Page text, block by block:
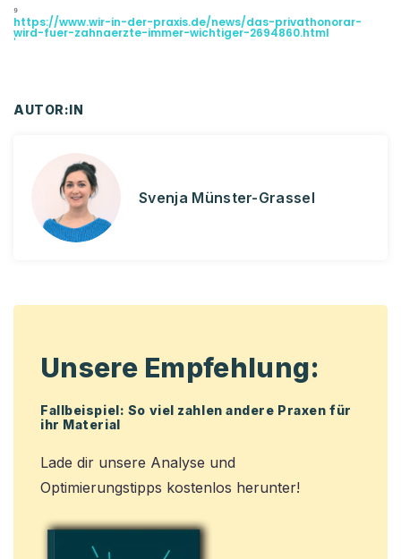
⁹
https://www.wir-in-der-praxis.de/news/das-privathonorar-
wird-fuer-zahnaerzte-immer-wichtiger-2694860.html
'
AUTOR:IN
Svenja Münster-Grassel
Unsere Empfehlung:
Fallbeispiel: So viel zahlen andere Praxen für
ihr Material
Lade dir unsere Analyse und
Optimierungstipps kostenlos herunter!